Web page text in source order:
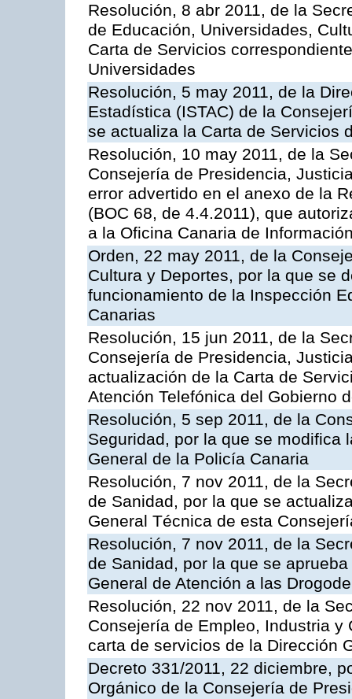
Resolución, 8 abr 2011, de la
de Educación, Universidades,
Carta de Servicios
Universidades
Resolución, 5 may 2011, de la
Estadística (ISTAC) de la
se actualiza la Carta de Servicios
Resolución, 10 may 2011, de la
Consejería de Presidencia,
error advertido en el anexo de la
(BOC 68, de 4.4.2011), que
a la Oficina Canaria de
Orden, 22 may 2011, de la
Cultura y Deportes, por la que se
funcionamiento de la Inspección
Canarias
Resolución, 15 jun 2011, de la
Consejería de Presidencia,
actualización de la Carta de
Atención Telefónica del Gobierno
Resolución, 5 sep 2011, de la
Seguridad, por la que se modifica
General de la Policía Canaria
Resolución, 7 nov 2011, de la
de Sanidad, por la que se
General Técnica de esta
Resolución, 7 nov 2011, de la
de Sanidad, por la que se
General de Atención a las
Resolución, 22 nov 2011, de la
Consejería de Empleo, Industria
carta de servicios de la Dirección
Decreto 331/2011, 22 diciembre,
Orgánico de la Consejería de